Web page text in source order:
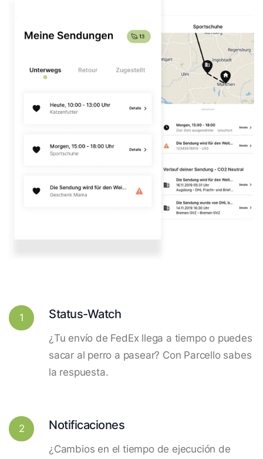
1 Status-Watch
¿Tu envío de FedEx llega a tiempo o puedes
sacar al perro a pasear? Con Parcello sabes
la respuesta.
2 Notificaciones
¿Cambios en el tiempo de ejecución de